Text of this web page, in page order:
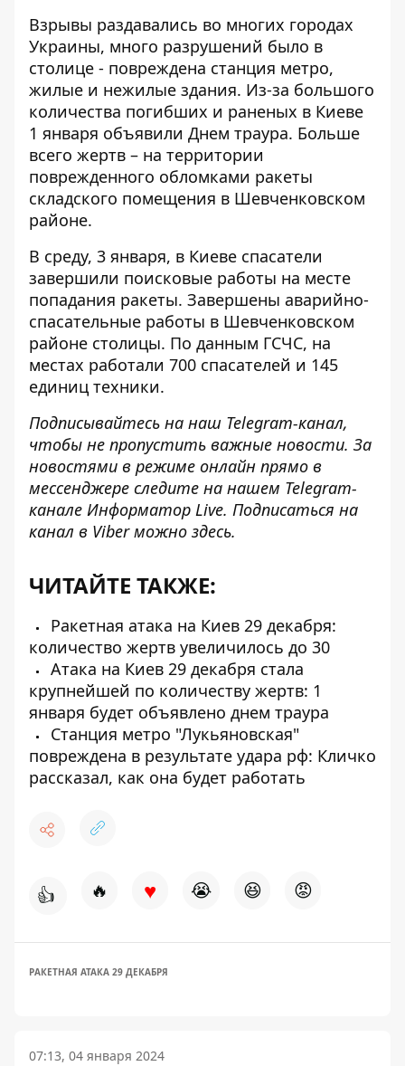
Взрывы раздавались во многих городах
Украины, много разрушений было в
столице - повреждена станция метро, ​​
жилые и нежилые здания. Из-за большого
количества погибших и раненых в Киеве
1 января объявили Днем траура. Больше
всего жертв – на территории
поврежденного обломками ракеты
складского помещения в Шевченковском
районе.
В среду, 3 января, в Киеве спасатели
завершили поисковые работы на месте
попадания ракеты. Завершены аварийно-
спасательные работы в Шевченковском
районе столицы. По данным ГСЧС, на
местах работали 700 спасателей и 145
единиц техники.
Подписывайтесь на наш Telegram-канал,
чтобы не пропустить важные новости. За
новостями в режиме онлайн прямо в
мессенджере следите на нашем Telegram-
канале Информатор Live. Подписаться на
канал в Viber можно здесь.
ЧИТАЙТЕ ТАКЖЕ:
Ракетная атака на Киев 29 декабря:
количество жертв увеличилось до 30
Атака на Киев 29 декабря стала
крупнейшей по количеству жертв: 1
января будет объявлено днем ​​траура
Станция метро "Лукьяновская"
повреждена в результате удара рф: Кличко
рассказал, как она будет работать
👍 🔥 ♥ 😭 😆 😡
РАКЕТНАЯ АТАКА 29 ДЕКАБРЯ
07:13, 04 января 2024